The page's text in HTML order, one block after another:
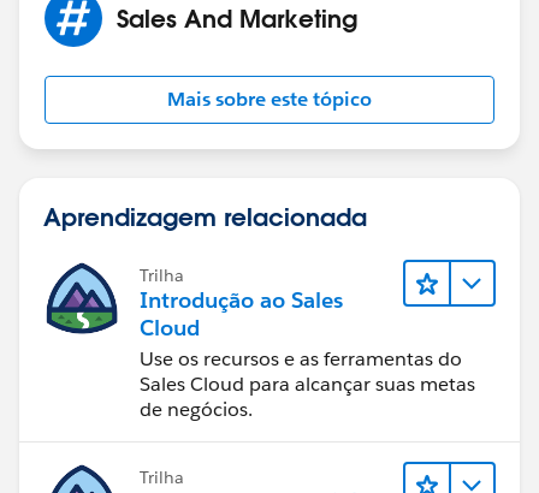
Sales And Marketing
Mais sobre este tópico
Aprendizagem relacionada
Trilha
Introdução ao Sales
Cloud
Use os recursos e as ferramentas do
Sales Cloud para alcançar suas metas
de negócios.
Trilha